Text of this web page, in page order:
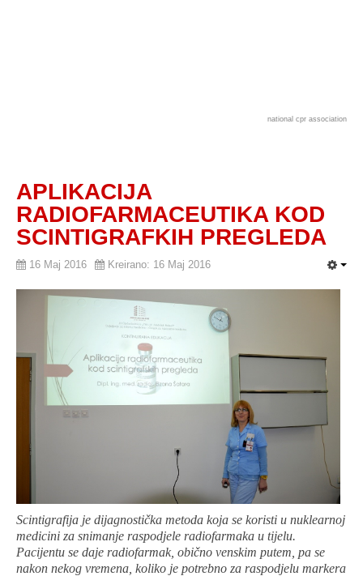
national cpr association
APLIKACIJA
RADIOFARMACEUTIKA KOD
SCINTIGRAFKIH PREGLEDA
16 Maj 2016 Kreirano: 16 Maj 2016
Scintigrafija je dijagnostička metoda koja se koristi u nuklearnoj
medicini za snimanje raspodjele radiofarmaka u tijelu.
Pacijentu se daje radiofarmak, obično venskim putem, pa se
nakon nekog vremena, koliko je potrebno za raspodjelu markera